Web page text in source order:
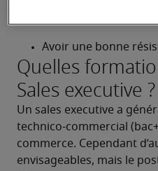
Avoir une bonne
Quelles
Sales executive ?
Un sales executive a
technico-commercial
commerce. Cependant
envisageables, mais le